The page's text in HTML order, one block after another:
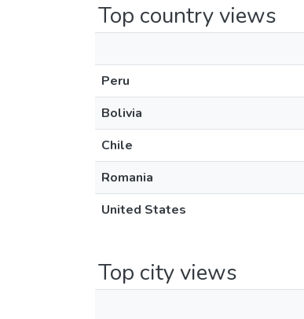
Top country views
Peru
Bolivia
Chile
Romania
United States
Top city views